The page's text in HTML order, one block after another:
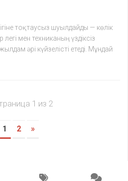
тоқтаусыз шуылдайды — көлік
мен техниканың үздіксіз
әрі күйзелісті етеді. Мұндай
1 из 2
1 2 »